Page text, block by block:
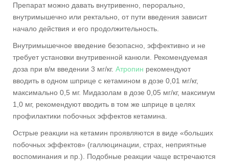
Препарат можно давать внутривенно, перорально,
внутримышечно или ректально, от пути введения зависит
начало действия и его продолжительность.
Внутримышечное введение безопасно, эффективно и не
требует установки внутривенной канюли. Рекомендуемая
доза при в/м введении 3 мг/кг. Атропин рекомендуют
вводить в одном шприце с кетамином в дозе 0,01 мг/кг,
максимально 0,5 мг. Мидазолам в дозе 0,05 мг/кг, максимум
1,0 мг, рекомендуют вводить в том же шприце в целях
профилактики побочных эффектов кетамина.
Острые реакции на кетамин проявляются в виде «больших
побочных эффектов» (галлюцинации, страх, неприятные
воспоминания и пр.). Подобные реакции чаще встречаются